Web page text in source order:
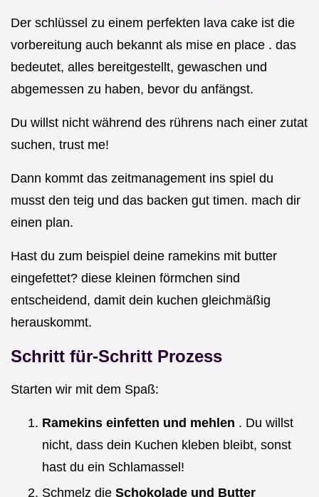
Der schlüssel zu einem perfekten lava cake ist die
vorbereitung auch bekannt als mise en place . das
bedeutet, alles bereitgestellt, gewaschen und
abgemessen zu haben, bevor du anfängst.
Du willst nicht während des rührens nach einer zutat
suchen, trust me!
Dann kommt das zeitmanagement ins spiel du
musst den teig und das backen gut timen. mach dir
einen plan.
Hast du zum beispiel deine ramekins mit butter
eingefettet? diese kleinen förmchen sind
entscheidend, damit dein kuchen gleichmäßig
herauskommt.
Schritt für-Schritt Prozess
Starten wir mit dem Spaß:
Ramekins einfetten und mehlen . Du willst
nicht, dass dein Kuchen kleben bleibt, sonst
hast du ein Schlamassel!
Schmelz die Schokolade und Butter